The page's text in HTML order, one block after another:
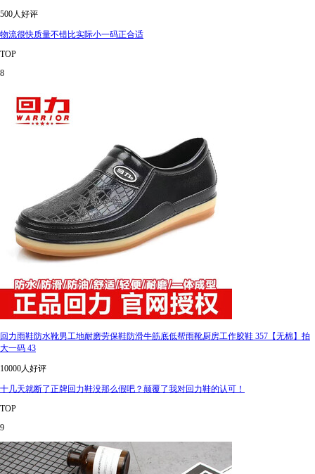
500人好评
物流很快质量不错比实际小一码正合适
TOP
8
回力雨鞋防水靴男工地耐磨劳保鞋防滑牛筋底低帮雨靴厨房工作胶鞋 357【无棉】拍
大一码 43
10000人好评
十几天就断了正牌回力鞋没那么假吧？颠覆了我对回力鞋的认可！
TOP
9